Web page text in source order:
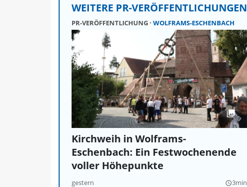
WEITERE PR-VERÖFFENTLICHUNGEN
PR-VERÖFFENTLICHUNG WOLFRAMS-ESCHENBACH
Kirchweih in Wolframs-
Eschenbach: Ein Festwochenende
voller Höhepunkte
gestern query_builder3min